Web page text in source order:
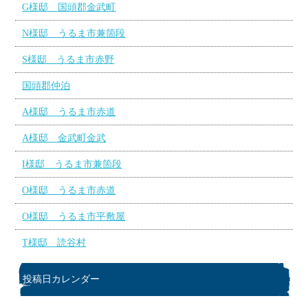
G様邸 国頭郡金武町
N様邸 うるま市兼箇段
S様邸 うるま市赤野
国頭郡仲泊
A様邸 うるま市赤道
A様邸 金武町金武
I様邸 うるま市兼箇段
O様邸 うるま市赤道
O様邸 うるま市平敷屋
T様邸 読谷村
投稿日カレンダー